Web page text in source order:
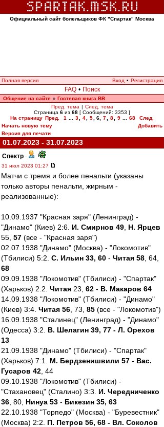
Официальный сайт болельщиков ФК "Спартак" Москва
Полная версия Вход • Регистрация
FAQ • Поиск
Общение на сайте » Гостевая книга ВВ
Пред. тема | След. тема
Страница 6 из 68 [ Сообщений: 3353 ]
На страницу Пред. 1 3 4 5 6 7 8 9 68
След.
Начать новую тему
Добавить
Версия для печати
01.07.2023 - 31.07.2023
Спектр -
31 июл 2023 01:27
Матчи с тремя и более пенальти (указаны
только авторы пенальти, жирным -
реализованные):
10.09.1937 "Красная заря" (Ленинград) -
"Динамо" (Киев) 2:6. И. Смирнов 49 Н. Ярцев
55, 57 (все - "Красная заря")
02.07.1938 "Динамо" (Москва) - "Локомотив"
(Тбилиси) 5:2. С. Ильин 33, 60 - Читая 58 , 64,
68
09.09.1938 "Локомотив" (Тбилиси) - "Спартак"
(Харьков) 2:2. Читая 23, 62 - В. Макаров 64
14.09.1938 "Локомотив" (Тбилиси) - "Динамо"
(Киев) 3:4. Читая 56 , 73, 85 (все - "Локомотив")
16.09.1938 "Сталинец" (Ленинград) - "Динамо"
(Одесса) 3:2. В. Шелагин 39, 77 - Л. Орехов
13
21.09.1938 "Динамо" (Тбилиси) - "Спартак"
(Харьков) 7:1. М. Бердзенишвили 57 - Вас.
Гусаров 42 , 44
09.10.1938 "Локомотив" (Тбилиси) -
"Стахановец" (Сталино) 3:3. И. Чередниченко
36 , 80, Нинуа 53 - Бикезин 35, 63
22.10.1938 "Торпедо" (Москва) - "Буревестник"
(Москва) 2:2. П. Петров 56, 68 - Вл. Соколов